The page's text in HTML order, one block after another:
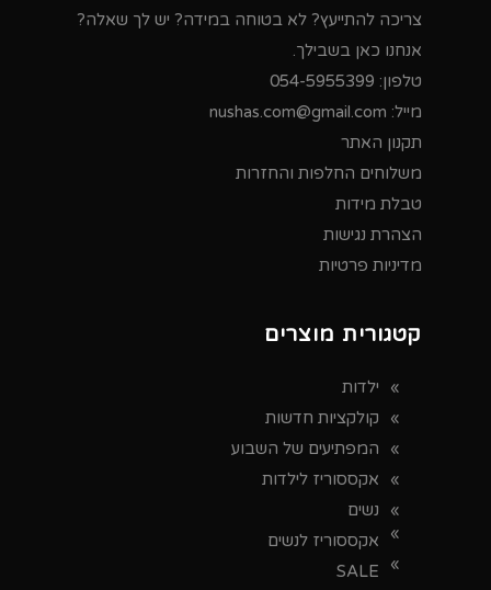
צריכה להתייעץ? לא בטוחה במידה? יש לך שאלה?
אנחנו כאן בשבילך.
טלפון: 054-5955399
מייל: nushas.com@gmail.com
תקנון האתר
משלוחים החלפות והחזרות
טבלת מידות
הצהרת נגישות
מדיניות פרטיות
קטגורית מוצרים
ילדות
קולקציות חדשות
המפתיעים של השבוע
אקססוריז לילדות
נשים
אקססוריז לנשים
SALE